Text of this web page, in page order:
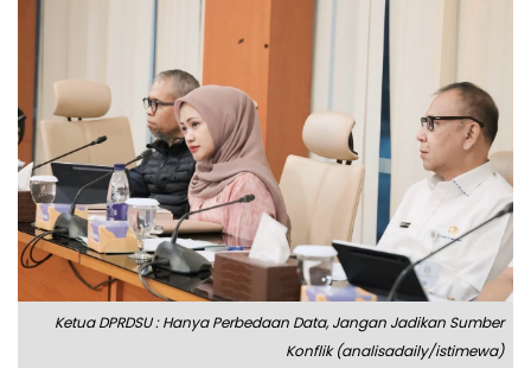
Ketua DPRDSU : Hanya Perbedaan Data, Jangan Jadikan Sumber
Konflik (analisadaily/istimewa)